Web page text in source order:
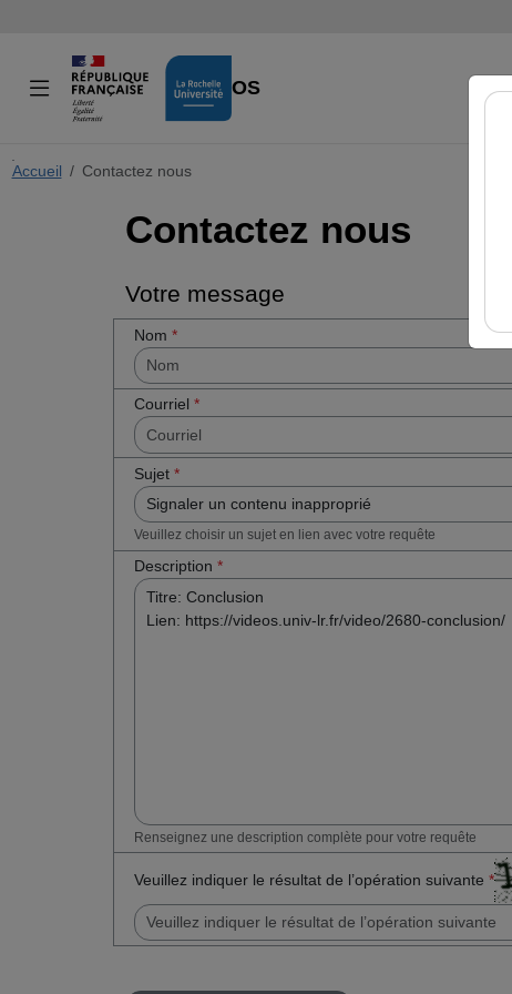
VIDÉOS
Accueil Contactez nous
Contactez nous
Votre message
Nom *
Courriel *
Sujet *
Veuillez choisir un sujet en lien avec votre requête
Description *
Renseignez une description complète pour votre requête
Veuillez indiquer le résultat de l’opération suivante *
Cocher